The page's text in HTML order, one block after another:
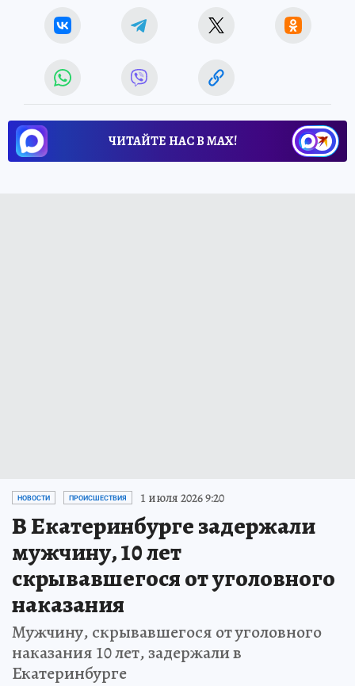
ЧИТАЙТЕ НАС В МАХ!
НОВОСТИ ПРОИСШЕСТВИЯ 1 июля 2026 9:20
В Екатеринбурге задержали
мужчину, 10 лет
скрывавшегося от уголовного
наказания
Мужчину, скрывавшегося от уголовного
наказания 10 лет, задержали в
Екатеринбурге